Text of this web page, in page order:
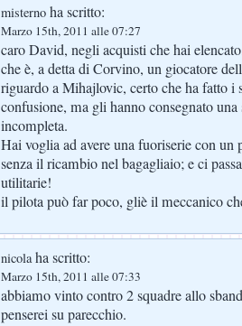
misterno ha scritto:
Marzo 15th, 2011 alle 07:27
caro David, negli acquisti che hai
che è, a detta di Corvino, un giocatore
riguardo a Mihajlovic, certo che ha fatto i
confusione, ma gli hanno consegnato
incompleta.
Hai voglia ad avere una fuoriserie con un
senza il ricambio nel bagagliaio; e ci
utilitarie!
il pilota può far poco, gliè il meccanico
nicolaha scritto:
Marzo 15th, 2011 alle 07:33
abbiamo vinto contro 2 squadre allo
penserei su parecchio.